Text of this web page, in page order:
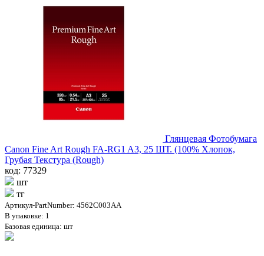
Глянцевая Фотобумага
Canon Fine Art Rough FA-RG1 A3, 25 ШТ. (100% Хлопок,
Грубая Текстура (Rough)
код: 77329
шт
тг
Артикул-PartNumber: 4562C003AA
В упаковке: 1
Базовая единица: шт